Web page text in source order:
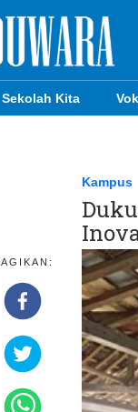
Sekolah Kita
Kampus